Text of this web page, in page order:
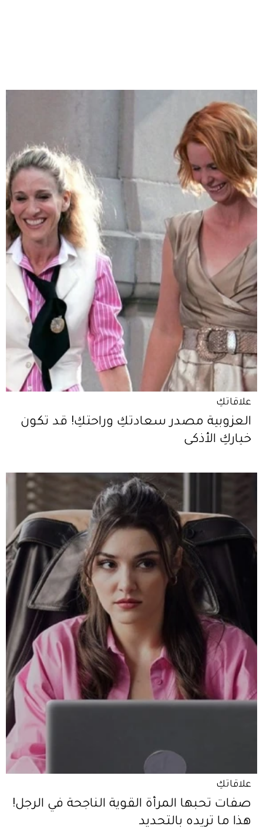
علاقاتكِ
العزوبية مصدر سعادتكِ وراحتكِ! قد تكون
خياركِ الأذكى
علاقاتكِ
صفات تحبها المرأة القوية الناجحة في الرجل!
هذا ما تريده بالتحديد